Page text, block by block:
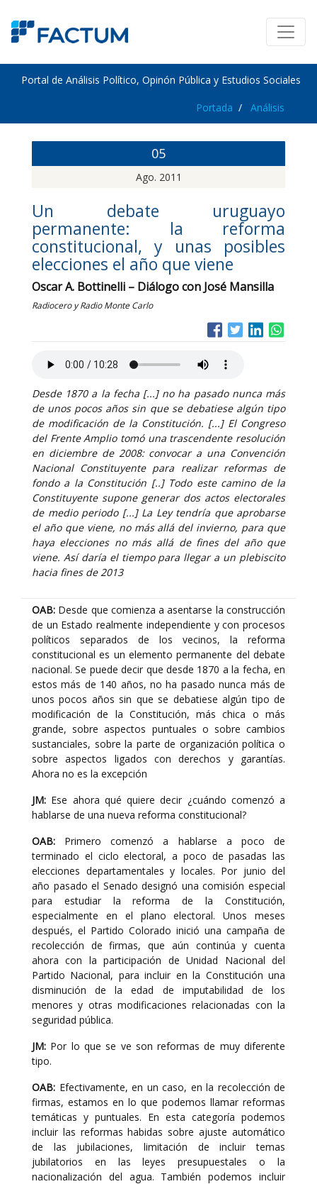
Portal de Análisis Político, Opinón Pública y Estudios Sociales
Portada Análisis
05
Ago. 2011
Un debate uruguayo
permanente: la reforma
constitucional, y unas posibles
elecciones el año que viene
Oscar A. Bottinelli – Diálogo con José Mansilla
Radiocero y Radio Monte Carlo
Desde 1870 a la fecha [...] no ha pasado nunca más
de unos pocos años sin que se debatiese algún tipo
de modificación de la Constitución. [...] El Congreso
del Frente Amplio tomó una trascendente resolución
en diciembre de 2008: convocar a una Convención
Nacional Constituyente para realizar reformas de
fondo a la Constitución [..] Todo este camino de la
Constituyente supone generar dos actos electorales
de medio periodo [...] La Ley tendría que aprobarse
el año que viene, no más allá del invierno, para que
haya elecciones no más allá de fines del año que
viene. Así daría el tiempo para llegar a un plebiscito
hacia fines de 2013
OAB: Desde que comienza a asentarse la construcción
de un Estado realmente independiente y con procesos
políticos separados de los vecinos, la reforma
constitucional es un elemento permanente del debate
nacional. Se puede decir que desde 1870 a la fecha, en
estos más de 140 años, no ha pasado nunca más de
unos pocos años sin que se debatiese algún tipo de
modificación de la Constitución, más chica o más
grande, sobre aspectos puntuales o sobre cambios
sustanciales, sobre la parte de organización política o
sobre aspectos ligados con derechos y garantías.
Ahora no es la excepción
JM: Ese ahora qué quiere decir ¿cuándo comenzó a
hablarse de una nueva reforma constitucional?
OAB: Primero comenzó a hablarse a poco de
terminado el ciclo electoral, a poco de pasadas las
elecciones departamentales y locales. Por junio del
año pasado el Senado designó una comisión especial
para estudiar la reforma de la Constitución,
especialmente en el plano electoral. Unos meses
después, el Partido Colorado inició una campaña de
recolección de firmas, que aún continúa y cuenta
ahora con la participación de Unidad Nacional del
Partido Nacional, para incluir en la Constitución una
disminución de la edad de imputabilidad de los
menores y otras modificaciones relacionadas con la
seguridad pública.
JM: Por lo que se ve son reformas de muy diferente
tipo.
OAB: Efectivamente, en un caso, en la recolección de
firmas, estamos en lo que podemos llamar reformas
temáticas y puntuales. En esta categoría podemos
incluir las reformas habidas sobre ajuste automático
de las jubilaciones, limitación de incluir temas
jubilatorios en las leyes presupuestales o la
nacionalización del agua. También podemos incluir